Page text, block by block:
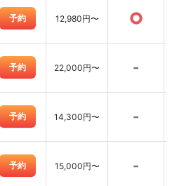
予約 12,980円〜 ○
予約 22,000円〜 -
予約 14,300円〜 -
予約 15,000円〜 -